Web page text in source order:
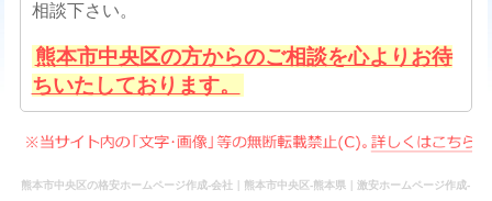
相談下さい。
熊本市中央区の方からのご相談を心よりお待
ちいたしております。
熊本市中央区の格安ホームページ作成-会社｜熊本市中央区-熊本県｜激安ホームページ作成-